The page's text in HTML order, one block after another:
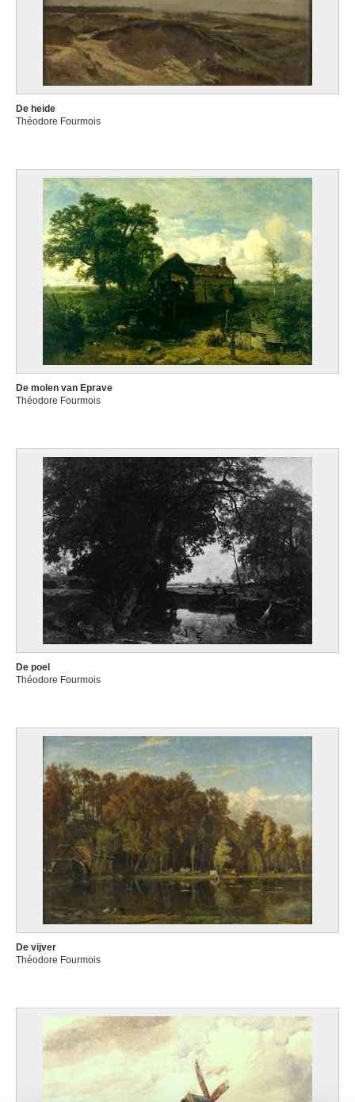
De heide
Théodore Fourmois
De molen van Eprave
Théodore Fourmois
De poel
Théodore Fourmois
De vijver
Théodore Fourmois